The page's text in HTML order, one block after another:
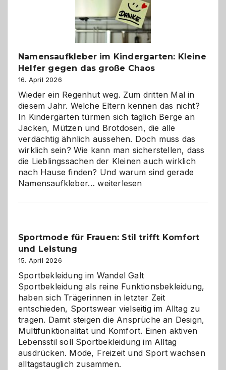
eine
Hundepension
die
richtige
Namensaufkleber im Kindergarten: Kleine
Helfer gegen das große Chaos
16. April 2026
Wieder ein Regenhut weg. Zum dritten Mal in
diesem Jahr. Welche Eltern kennen das nicht?
In Kindergärten türmen sich täglich Berge an
Jacken, Mützen und Brotdosen, die alle
verdächtig ähnlich aussehen. Doch muss das
wirklich sein? Wie kann man sicherstellen, dass
die Lieblingssachen der Kleinen auch wirklich
nach Hause finden? Und warum sind gerade
Namensaufkleber…Namensaufkleber
gegen
Chaos
weiterlesen
Sportmode für Frauen: Stil trifft Komfort
und Leistung
15. April 2026
Sportbekleidung im Wandel Galt
Sportbekleidung als reine Funktionsbekleidung,
haben sich Trägerinnen in letzter Zeit
entschieden, Sportswear vielseitig im Alltag zu
tragen. Damit steigen die Ansprüche an Design,
Multifunktionalität und Komfort. Einen aktiven
Lebensstil soll Sportbekleidung im Alltag
ausdrücken. Mode, Freizeit und Sport wachsen
alltagstauglich zusammen.